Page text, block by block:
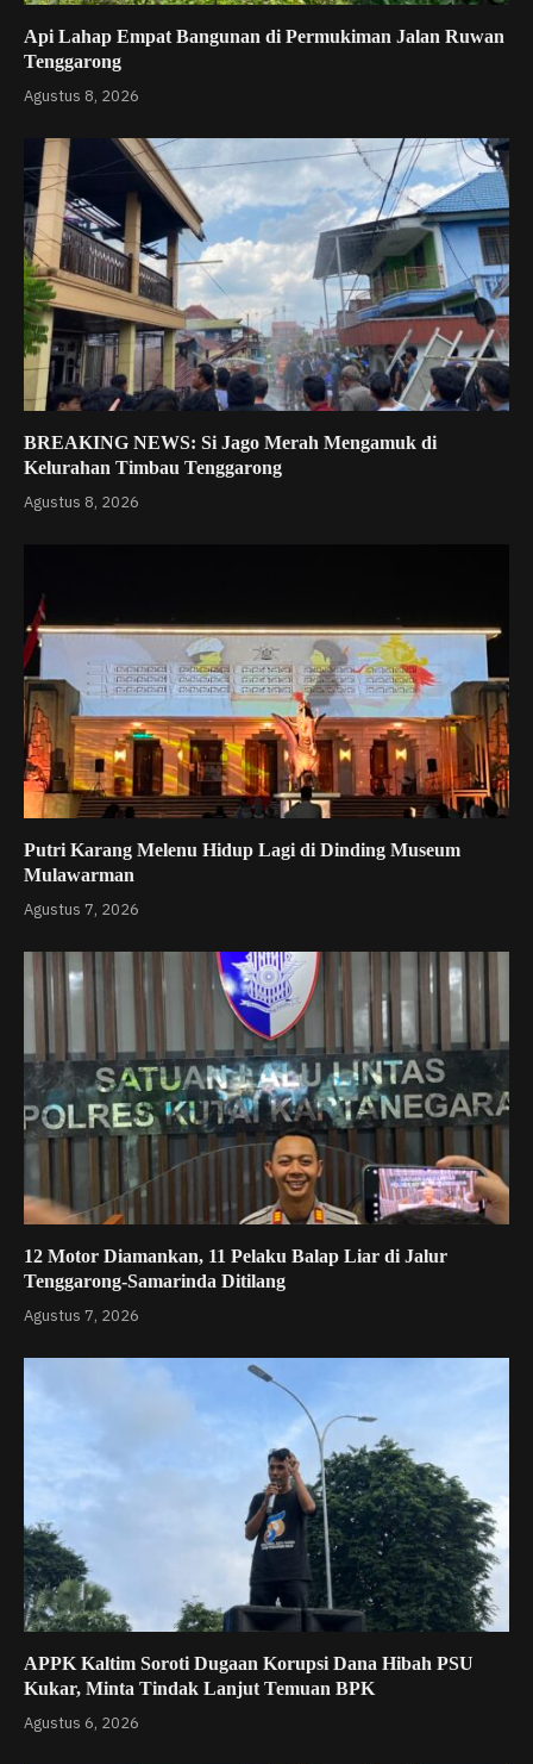
Api Lahap Empat Bangunan di Permukiman Jalan Ruwan
Tenggarong
Agustus 8, 2026
BREAKING NEWS: Si Jago Merah Mengamuk di
Kelurahan Timbau Tenggarong
Agustus 8, 2026
Putri Karang Melenu Hidup Lagi di Dinding Museum
Mulawarman
Agustus 7, 2026
12 Motor Diamankan, 11 Pelaku Balap Liar di Jalur
Tenggarong-Samarinda Ditilang
Agustus 7, 2026
APPK Kaltim Soroti Dugaan Korupsi Dana Hibah PSU
Kukar, Minta Tindak Lanjut Temuan BPK
Agustus 6, 2026